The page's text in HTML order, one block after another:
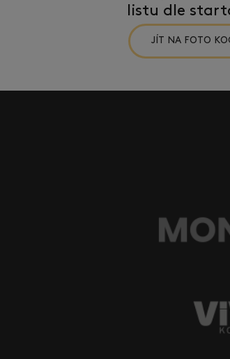
listu dle
JÍT NA FOTO